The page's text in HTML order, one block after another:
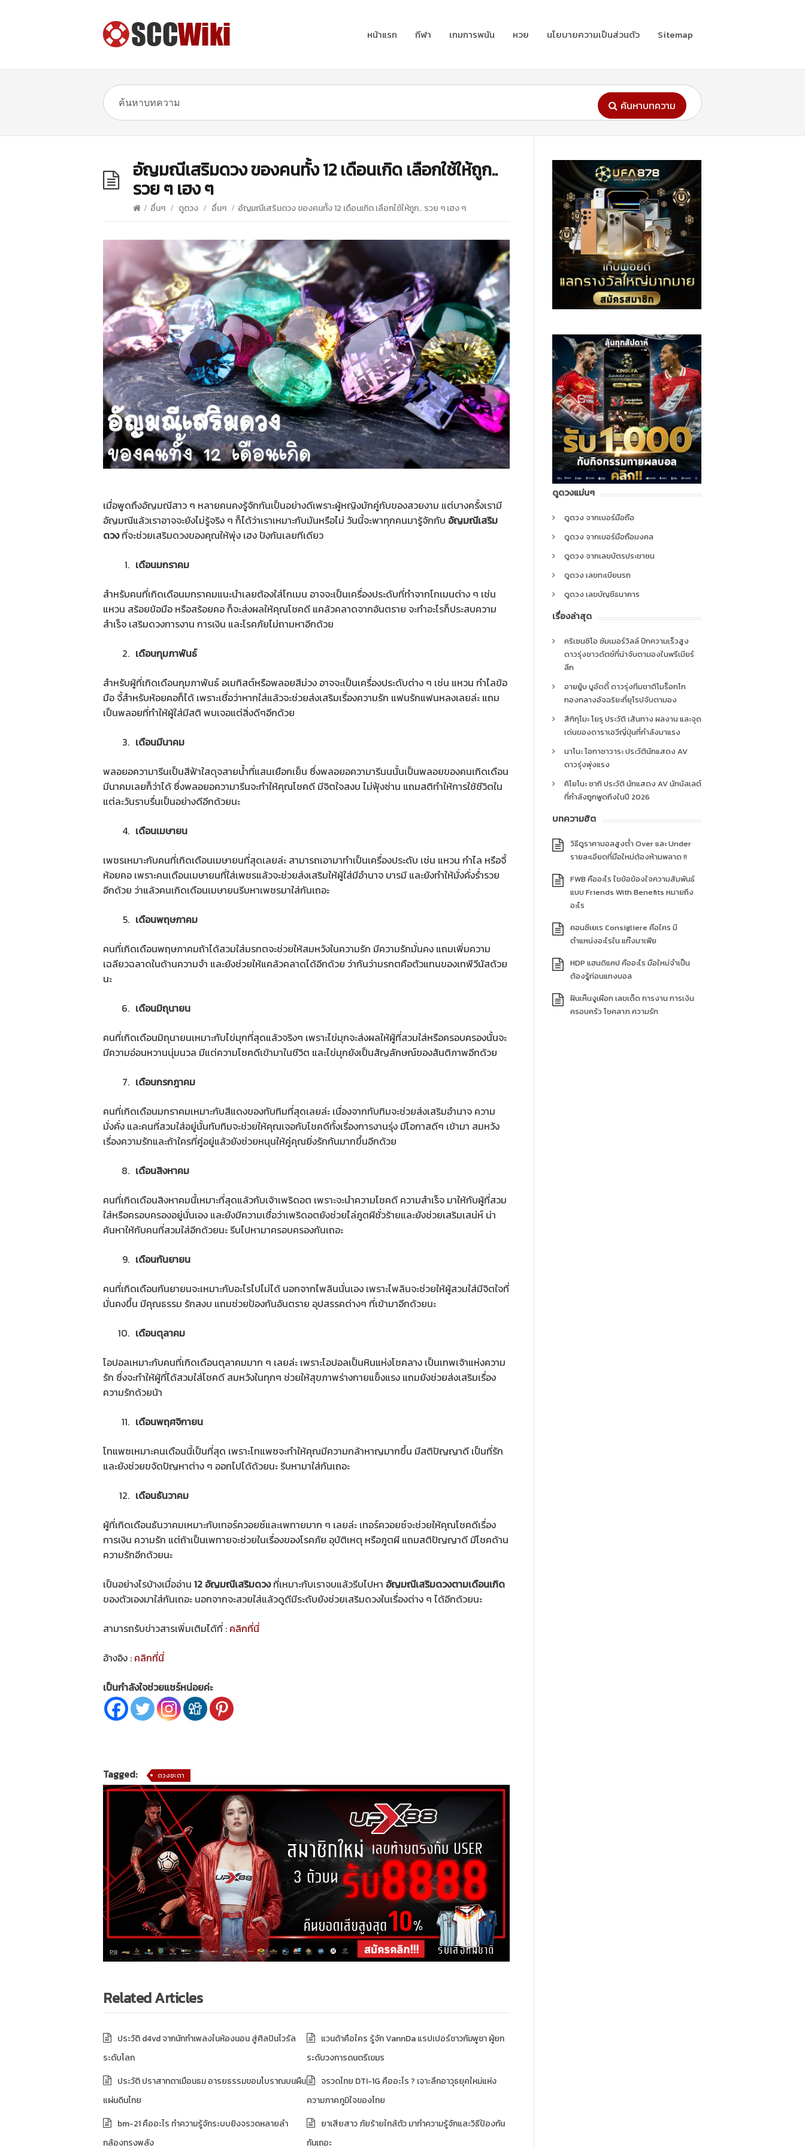
หน้าแรก กีฬา เกมการพนัน หวย นโยบายความเป็นส่วนตัว Sitemap
ค้นหาบทความ
อัญมณีเสริมดวง ของคนทั้ง 12 เดือนเกิด เลือกใช้ให้ถูก..
รวย ๆ เฮง ๆ
/ อื่นๆ / ดูดวง / อื่นๆ / อัญมณีเสริมดวง ของคนทั้ง 12 เดือนเกิด เลือกใช้ให้ถูก.. รวย ๆ เฮง ๆ
เมื่อพูดถึงอัญมณีสาว ๆ หลายคนคงรู้จักกันเป็นอย่างดีเพราะผู้หญิงมักคู่กับของสวยงาม แต่บางครั้งเรามี
อัญมณีแล้วเราอาจจะยังไม่รู้จริง ๆ ก็ได้ว่าเราเหมาะกับมันหรือไม่ วันนี้จะพาทุกคนมารู้จักกับ อัญมณีเสริม
ดวงที่จะช่วยเสริมดวงของคุณให้พุ่ง เฮง ปังกันเลยทีเดียว
เดือนมกราคม
สำหรับคนที่เกิดเดือนมกราคมแนะนำเลยต้องใส่โกเมน อาจจะเป็นเครื่องประดับที่ทำจากโกเมนต่าง ๆ เช่น
แหวน สร้อยข้อมือ หรือสร้อยคอ ก็จะส่งผลให้คุณโชคดี แคล้วคลาดจากอันตราย จะทำอะไรก็ประสบความ
สำเร็จ เสริมดวงการงาน การเงิน และโรคภัยไม่ถามหาอีกด้วย
เดือนกุมภาพันธ์
สำหรับผู้ที่เกิดเดือนกุมภาพันธ์ อเมทิสต์หรือพลอยสีม่วง อาจจะเป็นเครื่องประดับต่าง ๆ เช่น แหวน กำไลข้อ
มือ จี้สำหรับห้อยคอก็ได้ เพราะเชื่อว่าหากใส่แล้วจะช่วยส่งเสริมเรื่องความรัก แฟนรักแฟนหลงเลยล่ะ แถม
เป็นพลอยที่ทำให้ผู้ใส่มีสติ พบเจอแต่สิ่งดีๆอีกด้วย
เดือนมีนาคม
พลอยอความารีนเป็นสีฟ้าใสดุจสายน้ำที่แสนเยือกเย็น ซึ่งพลอยอความารีนนนั้นเป็นพลอยของคนเกิดเดือน
มีนาคมเลยก็ว่าได้ ซึ่งพลอยอความารีนจะทำให้คุณโชคดี มีจิตใจสงบ ไม่ฟุ้งซ่าน แถมสติทำให้การใช้ชีวิตใน
แต่ละวันราบรื่นเป็นอย่างดีอีกด้วยนะ
เดือนเมษายน
เพชรเหมาะกับคนที่เกิดเดือนเมษายนที่สุดเลยล่ะ สามารถเอามาทำเป็นเครื่องประดับ เช่น แหวน กำไล หรือจี้
ห้อยคอ เพราะคนเดือนเมษายนที่ใส่เพชรแล้วจะช่วยส่งเสริมให้ผู้ใส่มีอำนาจ บารมี และยังทำให้มั่งคั่งร่ำรวย
อีกด้วย ว่าแล้วคนเกิดเดือนเมษายนรีบหาเพชรมาใส่กันเถอะ
เดือนพฤษภาคม
คนที่เกิดเดือนพฤษภาคมถ้าได้สวมใส่มรกตจะช่วยให้สมหวังในความรัก มีความรักมั่นคง แถมเพิ่มความ
เฉลียวฉลาดในด้านความจำ และยังช่วยให้แคล้วคลาดได้อีกด้วย ว่ากันว่ามรกตคือตัวแทนของเทพีวีนัสด้วย
นะ
เดือนมิถุนายน
คนที่เกิดเดือนมิถุนายนเหมาะกับไข่มุกที่สุดแล้วจริงๆ เพราะไข่มุกจะส่งผลให้ผู้ที่สวมใส่หรือครอบครองนั้นจะ
มีความอ่อนหวานนุ่มนวล มีแต่ความโชคดีเข้ามาในชีวิต และไข่มุกยังเป็นสัญลักษณ์ของสันติภาพอีกด้วย
เดือนกรกฎาคม
คนที่เกิดเดือนมกราคมเหมาะกับสีแดงของทับทิมที่สุดเลยล่ะ เนื่องจากทับทิมจะช่วยส่งเสริมอำนาจ ความ
มั่งคั่ง และคนที่สวมใส่อยู่นั้นทับทิมจะช่วยให้คุณเจอกับโชคดีทั้งเรื่องการงานรุ่ง มีโอกาสดีๆ เข้ามา สมหวัง
เรื่องความรักและถ้าใครที่คู่อยู่แล้วยังช่วยหนุนให้คู่คุณยิ่งรักกันมากขึ้นอีกด้วย
เดือนสิงหาคม
คนที่เกิดเดือนสิงหาคมนี้เหมาะที่สุดแล้วกับเจ้าเพริดอต เพราะจะนำความโชคดี ความสำเร็จ มาให้กับผู้ที่สวม
ใส่หรือครอบครองอยู่นั่นเอง และยังมีความเชื่อว่าเพริดอตยังช่วยไล่ภูตผีชั่วร้ายและยังช่วยเสริมเสน่ห์ น่า
ค้นหาให้กับคนที่สวมใส่อีกด้วยนะ รีบไปหามาครอบครองกันเถอะ
เดือนกันยายน
คนที่เกิดเดือนกันยายนจะเหมาะกับอะไรไปไม่ได้ นอกจากไพลินนั่นเอง เพราะไพลินจะช่วยให้ผู้สวมใส่มีจิตใจที่
มั่นคงขึ้น มีคุณธรรม รักสงบ แถมช่วยป้องกันอันตราย อุปสรรคต่างๆ ที่เข้ามาอีกด้วยนะ
เดือนตุลาคม
โอปอลเหมาะกับคนที่เกิดเดือนตุลาคมมาก ๆ เลยล่ะ เพราะโอปอลเป็นหินแห่งโชคลาง เป็นเทพเจ้าแห่งความ
รัก ซึ่งจะทำให้ผู้ที่ได้สวมใส่โชคดี สมหวังในทุกๆ ช่วยให้สุขภาพร่างกายแข็งแรง แถมยังช่วยส่งเสริมเรื่อง
ความรักด้วยน้า
เดือนพฤศจิกายน
โทแพซเหมาะคนเดือนนี้เป็นที่สุด เพราะโทแพซจะทำให้คุณมีความกล้าหาญมากขึ้น มีสติปัญญาดี เป็นที่รัก
และยังช่วยขจัดปัญหาต่าง ๆ ออกไปได้ด้วยนะ รีบหามาใส่กันเถอะ
เดือนธันวาคม
ผู้ที่เกิดเดือนธันวาคมเหมาะกับเทอร์ควอยซ์และเพทายมาก ๆ เลยล่ะ เทอร์ควอยซ์จะช่วยให้คุณโชคดีเรื่อง
การเงิน ความรัก แต่ถ้าเป็นเพทายจะช่วยในเรื่องของโรคภัย อุบัติเหตุ หรือภูตผี แถมสติปัญญาดี มีโชคด้าน
ความรักอีกด้วยนะ
เป็นอย่างไรบ้างเมื่ออ่าน 12 อัญมณีเสริมดวงที่เหมาะกับเราจบแล้วรีบไปหา อัญมณีเสริมดวงตามเดือนเกิด
ของตัวเองมาใส่กันเถอะ นอกจากจะสวยใส่แล้วดูดีมีระดับยังช่วยเสริมดวงในเรื่องต่าง ๆ ได้อีกด้วยนะ
สามารถรับข่าวสารเพิ่มเติมได้ที่ : คลิกที่นี่
อ้างอิง : คลิกที่นี่
เป็นกำลังใจช่วยแชร์หน่อยค่ะ
Tagged: ดวงชะตา
Related Articles
ประวัติ d4vd จากนักทำเพลงในห้องนอน สู่ศิลปินไวรัล
ระดับโลก
แวนด้าคือใคร รู้จัก VannDa แรปเปอร์ชาวกัมพูชา ผู้ยก
ระดับวงการดนตรีเขมร
ประวัติ ปราสาทตาเมือนธม อารยธรรมขอมโบราณบนผืน
แผ่นดินไทย
จรวดไทย DTI-1G คืออะไร ? เจาะลึกอาวุธยุคใหม่แห่ง
ความภาคภูมิใจของไทย
bm-21 คืออะไร ทำความรู้จักระบบยิงจรวดหลายลำ
กล้องทรงพลัง
ยาเสียสาว ภัยร้ายใกล้ตัว มาทำความรู้จักและวิธีป้องกัน
กันเถอะ
ดูดวงแม่นๆ
ดูดวง จากเบอร์มือถือ
ดูดวง จากเบอร์มือถือมงคล
ดูดวง จากเลขบัตรประชาชน
ดูดวง เลขทะเบียนรถ
ดูดวง เลขบัญชีธนาคาร
เรื่องล่าสุด
คริเซนซิโอ ซัมเมอร์วิลล์ ปีกความเร็วสูง
ดาวรุ่งชาวดัตช์ที่น่าจับตามองในพรีเมียร์
ลีก
อายยู้บ บูอัดดี้ ดาวรุ่งทีมชาติโมร็อกโก
กองกลางอัจฉริยะที่ยุโรปจับตามอง
สึกิกุโมะ โยรุ ประวัติ เส้นทาง ผลงาน และจุด
เด่นของดาราเอวีญี่ปุ่นที่กำลังมาแรง
นาโนะ โอกาซาวาระ ประวัตินักแสดง AV
ดาวรุ่งพุ่งแรง
คิโยโนะ ซากิ ประวัติ นักแสดง AV นักบัลเลต์
ที่กำลังถูกพูดถึงในปี 2026
บทความฮิต
วิธีดูราคาบอลสูงต่ำ Over และ Under
รายละเอียดที่มือใหม่ต้องห้ามพลาด !!
FWB คืออะไร ไขข้อข้องใจความสัมพันธ์
แบบ Friends With Benefits หมายถึง
อะไร
คอนซีเยเร Consigliere คือใคร มี
ตำแหน่งอะไรใน แก๊งมาเฟีย
HDP แฮนดิแคป คืออะไร มือใหม่จำเป็น
ต้องรู้ก่อนแทงบอล
ฝันเห็นงูเผือก เลขเด็ด การงาน การเงิน
ครอบครัว โชคลาภ ความรัก